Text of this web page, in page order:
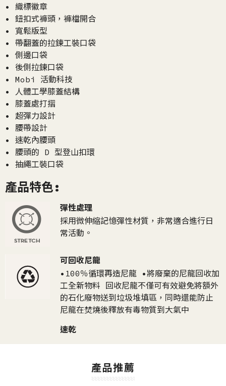
• 織標徽章
• 鈕扣式褲頭，褲檔開合
• 寬鬆版型
• 帶翻蓋的拉鍊工裝口袋
• 側邊口袋
• 後側拉鍊口袋
• Mobi 活動科技
• 人體工學膝蓋結構
• 膝蓋處打摺
• 超彈力設計
• 腰帶設計
• 速乾內腰頭
• 腰頭的 D 型登山扣環
• 抽繩工裝口袋
產品特色:
彈性處理
採用微伸縮記憶彈性材質，非常適合進行日
常活動。
可回收尼龍
•100％循環再造尼龍 •將廢棄的尼龍回收加
工全新物料 回收尼龍不僅可有效避免將額外
的石化廢物送到垃圾堆填區，同時還能防止
尼龍在焚燒後釋放有毒物質到大氣中
速乾
產品推薦